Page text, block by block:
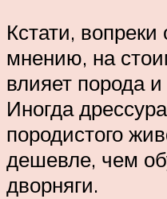
Кстати,
мнению, на
влияет порода
Иногда
породистого
дешевле, чем
дворняги.